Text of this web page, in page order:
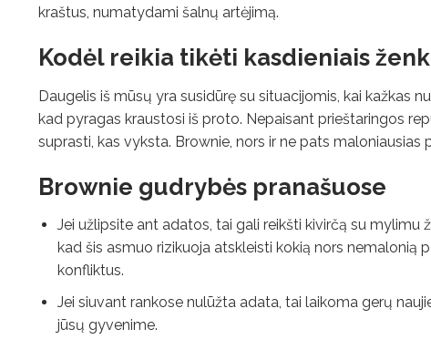
kraštus, numatydami šalnų artėjimą.
Kodėl reikia tikėti kasdieniais
Daugelis iš mūsų yra susidūrę su situacijomis, kai kažkas
kad pyragas kraustosi iš proto. Nepaisant prieštaringos
suprasti, kas vyksta. Brownie, nors ir ne pats
Brownie gudrybės pranašuose
Jei užlipsite ant adatos, tai gali reikšti kivirčą su mylimu
kad šis asmuo rizikuoja atskleisti kokią nors nemalonią
konfliktus.
Jei siuvant rankose nulūžta adata, tai laikoma gerų
jūsų gyvenime.